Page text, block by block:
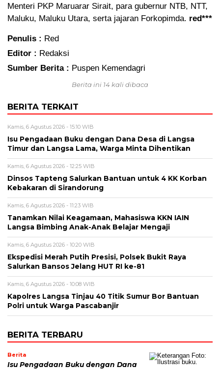
Menteri PKP Maruarar Sirait, para gubernur NTB, NTT,
Maluku, Maluku Utara, serta jajaran Forkopimda. red***
Penulis : Red
Editor : Redaksi
Sumber Berita : Puspen Kemendagri
Berita ini 14 kali dibaca
BERITA TERKAIT
Kamis, 6 Agustus 2026 - 15:10 WIB
Isu Pengadaan Buku dengan Dana Desa di Langsa
Timur dan Langsa Lama, Warga Minta Dihentikan
Kamis, 6 Agustus 2026 - 12:25 WIB
Dinsos Tapteng Salurkan Bantuan untuk 4 KK Korban
Kebakaran di Sirandorung
Kamis, 6 Agustus 2026 - 11:23 WIB
Tanamkan Nilai Keagamaan, Mahasiswa KKN IAIN
Langsa Bimbing Anak-Anak Belajar Mengaji
Kamis, 6 Agustus 2026 - 10:20 WIB
Ekspedisi Merah Putih Presisi, Polsek Bukit Raya
Salurkan Bansos Jelang HUT RI ke-81
Kamis, 6 Agustus 2026 - 10:08 WIB
Kapolres Langsa Tinjau 40 Titik Sumur Bor Bantuan
Polri untuk Warga Pascabanjir
BERITA TERBARU
Berita
Isu Pengadaan Buku dengan Dana